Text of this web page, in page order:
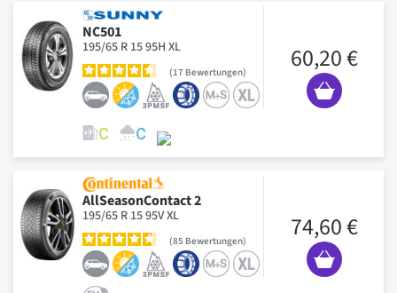
NC501
195/65 R 15 95H XL
17 Bewertungen 60,20 €
AllSeasonContact 2
195/65 R 15 95V XL
85 Bewertungen 74,60 €